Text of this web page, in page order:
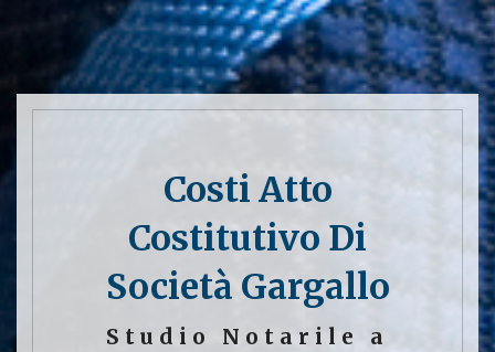
Costi Atto
Costitutivo Di
Società Gargallo
Studio Notarile a